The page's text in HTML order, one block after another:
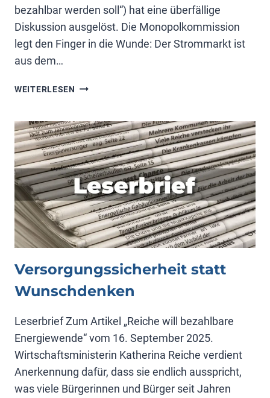
bezahlbar werden soll“) hat eine überfällige
Diskussion ausgelöst. Die Monopolkommission
legt den Finger in die Wunde: Der Strommarkt ist
aus dem…
WEITERLESEN DIE
Versorgungssicherheit statt
Wunschdenken
Leserbrief Zum Artikel „Reiche will bezahlbare
Energiewende“ vom 16. September 2025.
Wirtschaftsministerin Katherina Reiche verdient
Anerkennung dafür, dass sie endlich ausspricht,
was viele Bürgerinnen und Bürger seit Jahren